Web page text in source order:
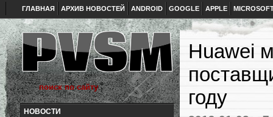
ГЛАВНАЯ АРХИВ НОВОСТЕЙ ANDROID GOOGLE APPLE
НОВОСТИ
Huawei
году